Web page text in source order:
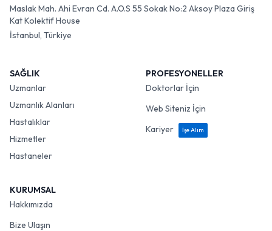
Maslak Mah. Ahi Evran Cd. A.O.S 55 Sokak No:2 Aksoy Plaza Giriş
Kat Kolektif House
İstanbul, Türkiye
SAĞLIK
Uzmanlar
Uzmanlık Alanları
Hastalıklar
Hizmetler
Hastaneler
PROFESYONELLER
Doktorlar İçin
Web Siteniz İçin
Kariyer
İşe Alım
KURUMSAL
Hakkımızda
Bize Ulaşın